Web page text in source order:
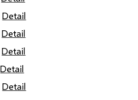
Detail
Detail
Detail
Detail
Detail